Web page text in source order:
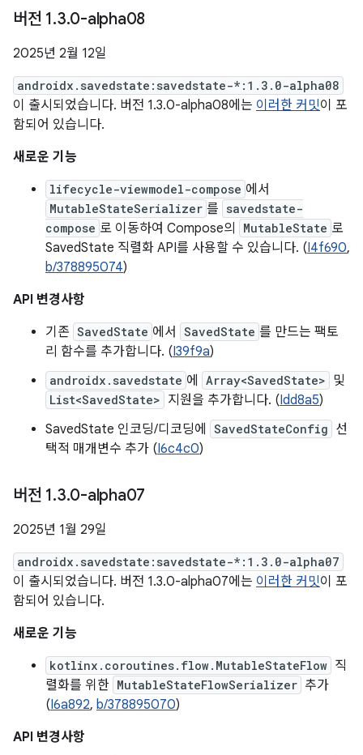
버전 1.3.0-alpha08
2025년 2월 12일
androidx.savedstate:savedstate-*:1.3.0-alpha08
이 출시되었습니다. 버전 1.3.0-alpha08에는 이러한 커밋이 포
함되어 있습니다.
새로운 기능
lifecycle-viewmodel-compose 에서
MutableStateSerializer 를 savedstate-
compose 로 이동하여 Compose의 MutableState 로
SavedState 직렬화 API를 사용할 수 있습니다. (I4f690,
b/378895074)
API 변경사항
기존 SavedState 에서 SavedState 를 만드는 팩토
리 함수를 추가합니다. (I39f9a)
androidx.savedstate 에 Array<SavedState> 및
List<SavedState> 지원을 추가합니다. (Idd8a5)
SavedState 인코딩/디코딩에
SavedStateConfig 선
택적 매개변수 추가 (I6c4c0)
버전 1.3.0-alpha07
2025년 1월 29일
androidx.savedstate:savedstate-*:1.3.0-alpha07
이 출시되었습니다. 버전 1.3.0-alpha07에는 이러한 커밋이 포
함되어 있습니다.
새로운 기능
kotlinx.coroutines.flow.MutableStateFlow 직
렬화를 위한 MutableStateFlowSerializer 추가
(I6a892, b/378895070)
API 변경사항